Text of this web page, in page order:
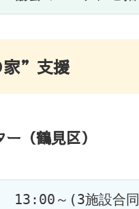
家”支援
（鶴見区）
　13:00～(3施設